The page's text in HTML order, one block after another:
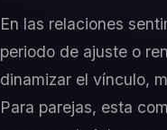
En las relaciones
periodo de ajuste o
dinamizar el vínculo,
Para parejas, esta